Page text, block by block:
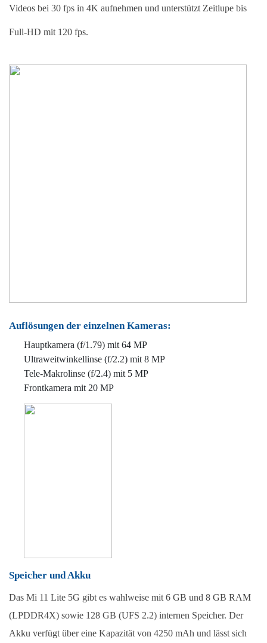
Videos bei 30 fps in 4K aufnehmen und unterstützt Zeitlupe bis
Full-HD mit 120 fps.
Auflösungen der einzelnen Kameras:
Hauptkamera (f/1.79) mit 64 MP
Ultraweitwinkellinse (f/2.2) mit 8 MP
Tele-Makrolinse (f/2.4) mit 5 MP
Frontkamera mit 20 MP
Speicher und Akku
Das Mi 11 Lite 5G gibt es wahlweise mit 6 GB und 8 GB RAM
(LPDDR4X) sowie 128 GB (UFS 2.2) internen Speicher. Der
Akku verfügt über eine Kapazität von 4250 mAh und lässt sich